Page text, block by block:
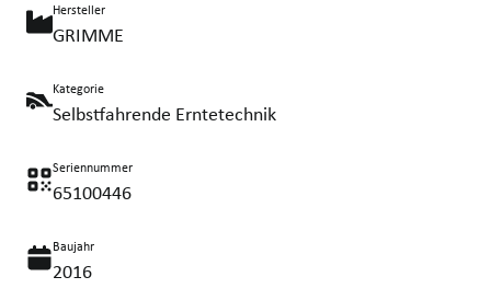
Hersteller
GRIMME
Kategorie
Selbstfahrende Erntetechnik
Seriennummer
65100446
Baujahr
2016